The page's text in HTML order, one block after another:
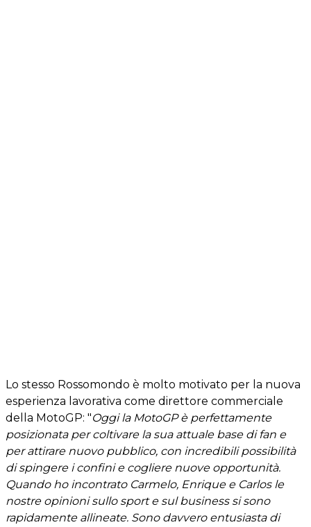
Lo stesso Rossomondo è molto motivato per la nuova
esperienza lavorativa come direttore commerciale
della MotoGP: "Oggi la MotoGP è perfettamente
posizionata per coltivare la sua attuale base di fan e
per attirare nuovo pubblico, con incredibili possibilità
di spingere i confini e cogliere nuove opportunità.
Quando ho incontrato Carmelo, Enrique e Carlos le
nostre opinioni sullo sport e sul business si sono
rapidamente allineate. Sono davvero entusiasta di